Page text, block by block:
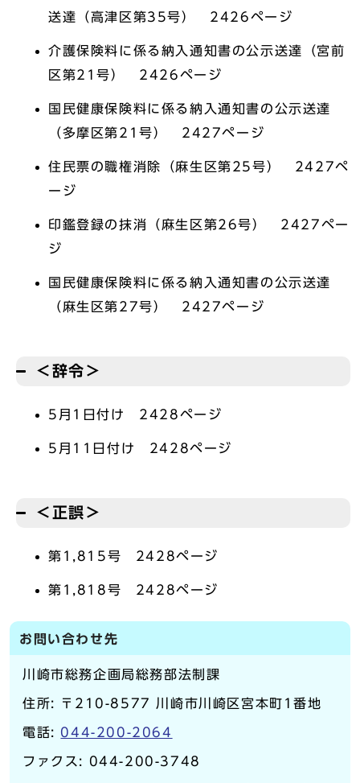
送達（高津区第35号） 2426ページ
介護保険料に係る納入通知書の公示送達（宮前
区第21号） 2426ページ
国民健康保険料に係る納入通知書の公示送達
（多摩区第21号） 2427ページ
住民票の職権消除（麻生区第25号） 2427ペ
ージ
印鑑登録の抹消（麻生区第26号） 2427ペー
ジ
国民健康保険料に係る納入通知書の公示送達
（麻生区第27号） 2427ページ
＜辞令＞
5月1日付け 2428ページ
5月11日付け 2428ページ
＜正誤＞
第1,815号 2428ページ
第1,818号 2428ページ
お問い合わせ先
川崎市総務企画局総務部法制課
住所: 〒210-8577 川崎市川崎区宮本町1番地
電話: 044-200-2064
ファクス: 044-200-3748